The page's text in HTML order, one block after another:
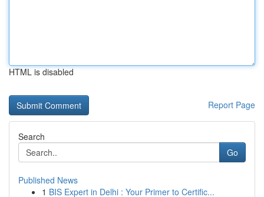
HTML is disabled
Report Page
Search
Go
Published News
1 BIS Expert in Delhi : Your Primer to Certific...